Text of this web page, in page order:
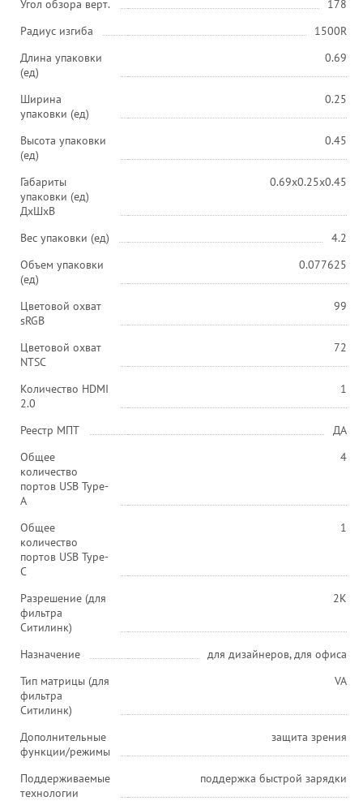
Угол обзора верт.
178
Радиус изгиба
1500R
Длина упаковки
(ед)
0.69
Ширина
упаковки (ед)
0.25
Высота упаковки
(ед)
0.45
Габариты
упаковки (ед)
ДхШхВ
0.69x0.25x0.45
Вес упаковки (ед)
4.2
Объем упаковки
(ед)
0.077625
Цветовой охват
sRGB
99
Цветовой охват
NTSC
72
Количество HDMI
2.0
1
Реестр МПТ
ДА
Общее
количество
портов USB Type-
A
4
Общее
количество
портов USB Type-
С
1
Разрешение (для
фильтра
Ситилинк)
2K
Назначение
для дизайнеров, для офиса
Тип матрицы (для
фильтра
Ситилинк)
VA
Дополнительные
функции/режимы
защита зрения
Поддерживаемые
технологии
поддержка быстрой зарядки